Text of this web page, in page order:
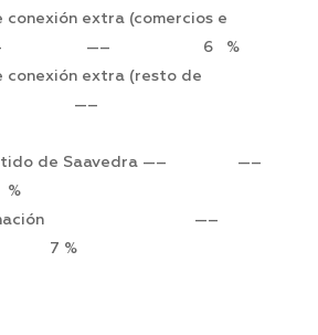
conexión extra (comercios e
—– —– 6 %
conexión extra (resto de
—– —–
de Saavedra —– —–
iluminación —–
%